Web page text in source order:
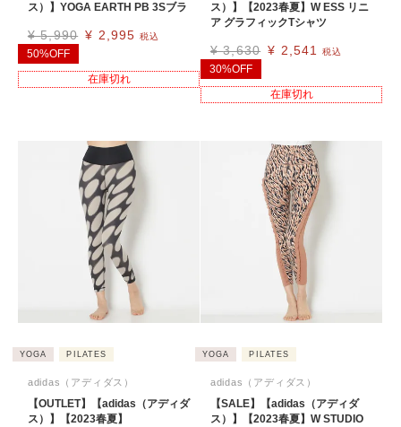
ス）】YOGA EARTH PB 3Sブラ
¥ 5,990 ¥ 2,995 税込
50%OFF
在庫切れ
ス）】【2023春夏】W ESS リニ
ア グラフィックTシャツ
¥ 3,630 ¥ 2,541 税込
30%OFF
在庫切れ
YOGA PILATES
adidas（アディダス）
【OUTLET】【adidas（アディダ
ス）】【2023春夏】
YOGA PILATES
adidas（アディダス）
【SALE】【adidas（アディダ
ス）】【2023春夏】W STUDIO